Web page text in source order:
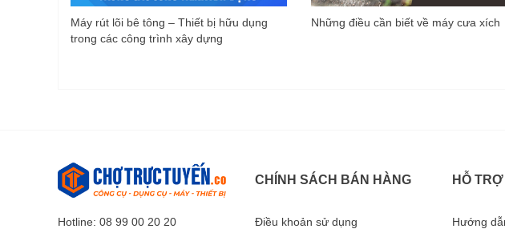
Máy rút lõi bê tông – Thiết bị hữu dụng
trong các công trình xây dựng
Những điều cần biết về máy cưa xích
Hotline: 08 99 00 20 20
CHÍNH SÁCH BÁN HÀNG
Điều khoản sử dụng
HỖ
Hướng